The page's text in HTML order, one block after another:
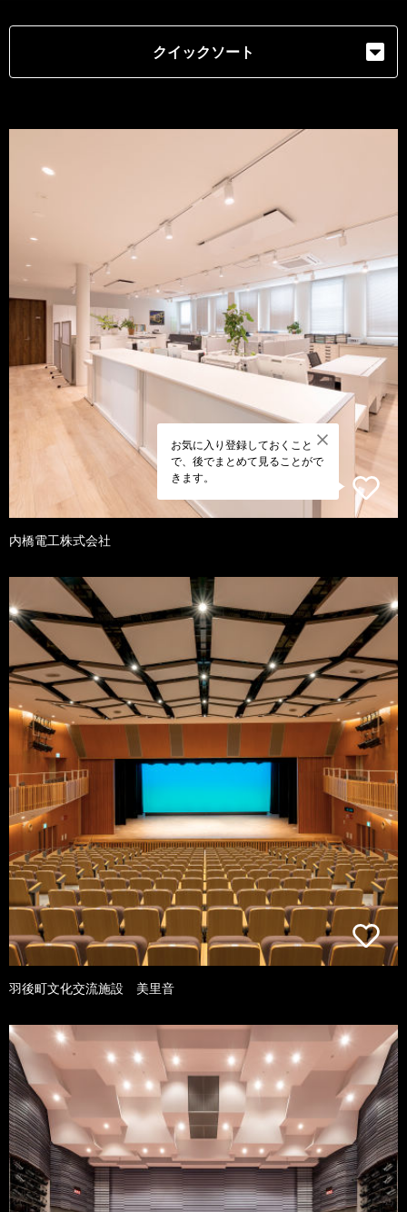
クイックソート
お気に入り登録しておくこと
で、後でまとめて見ることがで
きます。
内橋電工株式会社
羽後町文化交流施設 美里音